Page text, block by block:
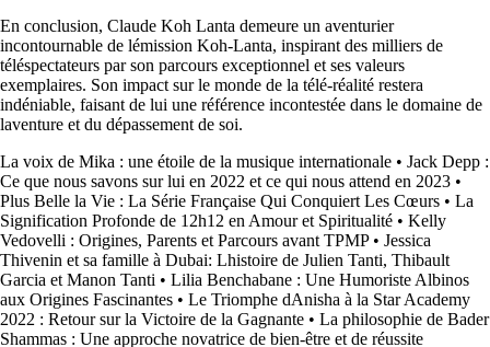
En conclusion, Claude Koh Lanta demeure un aventurier
incontournable de lémission Koh-Lanta, inspirant des milliers de
téléspectateurs par son parcours exceptionnel et ses valeurs
exemplaires. Son impact sur le monde de la télé-réalité restera
indéniable, faisant de lui une référence incontestée dans le domaine de
laventure et du dépassement de soi.
La voix de Mika : une étoile de la musique internationale • Jack Depp :
Ce que nous savons sur lui en 2022 et ce qui nous attend en 2023 •
Plus Belle la Vie : La Série Française Qui Conquiert Les Cœurs • La
Signification Profonde de 12h12 en Amour et Spiritualité • Kelly
Vedovelli : Origines, Parents et Parcours avant TPMP• Jessica
Thivenin et sa famille à Dubai: Lhistoire de Julien Tanti, Thibault
Garcia et Manon Tanti • Lilia Benchabane : Une Humoriste Albinos
aux Origines Fascinantes • Le Triomphe dAnisha à la Star Academy
2022 : Retour sur la Victoire de la Gagnante • La philosophie de Bader
Shammas : Une approche novatrice de bien-être et de réussite